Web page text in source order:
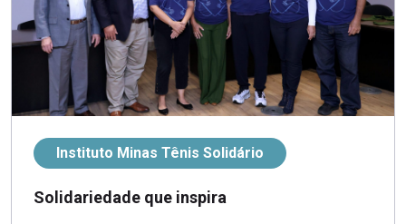
Instituto Minas Tênis Solidário
Solidariedade que inspira